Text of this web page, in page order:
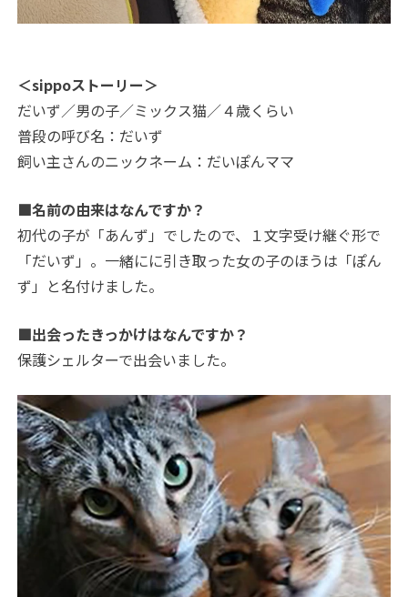
＜sippoストーリー＞
だいず／男の子／ミックス猫／４歳くらい
普段の呼び名：だいず
飼い主さんのニックネーム：だいぽんママ
■名前の由来はなんですか？
初代の子が「あんず」でしたので、１文字受け継ぐ形で
「だいず」。一緒にに引き取った女の子のほうは「ぽん
ず」と名付けました。
■出会ったきっかけはなんですか？
保護シェルターで出会いました。